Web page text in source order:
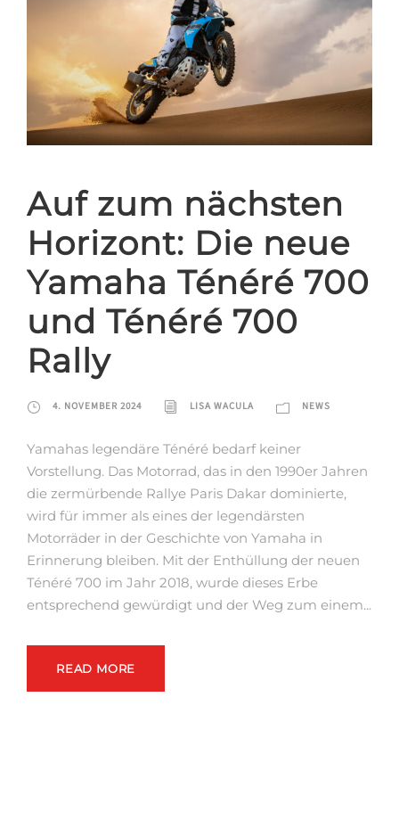
Auf zum nächsten
Horizont: Die neue
Yamaha Ténéré 700
und Ténéré 700
Rally
4. NOVEMBER 2024 LISA WACULA NEWS
Yamahas legendäre Ténéré bedarf keiner
Vorstellung. Das Motorrad, das in den 1990er Jahren
die zermürbende Rallye Paris Dakar dominierte,
wird für immer als eines der legendärsten
Motorräder in der Geschichte von Yamaha in
Erinnerung bleiben. Mit der Enthüllung der neuen
Ténéré 700 im Jahr 2018, wurde dieses Erbe
entsprechend gewürdigt und der Weg zum einem...
READ MORE